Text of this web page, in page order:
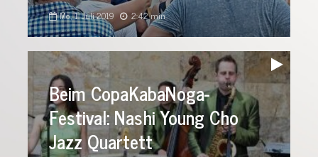
Mo., 1. Juli 2019 2:42 min
Audio-
Player
Beim CopaKabaNoga-
Festival: Nashi Young Cho
Jazz Quartett